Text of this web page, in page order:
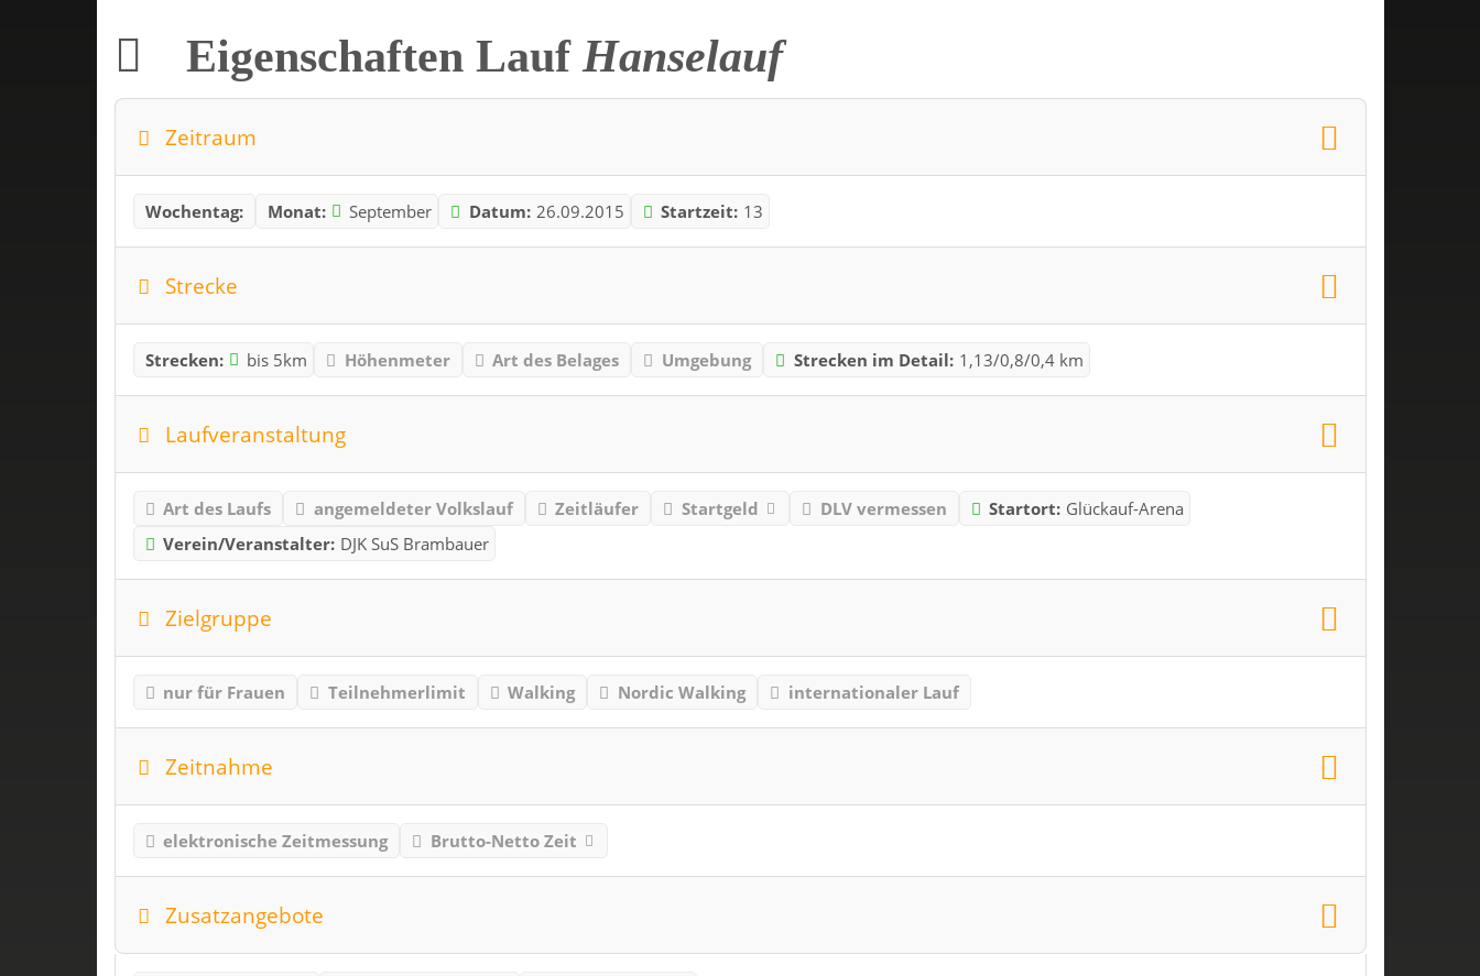
Eigenschaften LaufHanselauf
Zeitraum
Wochentag: Monat: September Datum: 26.09.2015 Startzeit: 13
Strecke
Strecken: bis 5km Höhenmeter Art des Belages Umgebung Strecken im Detail: 1,13/0,8/0,4 km
Laufveranstaltung
Art des Laufs angemeldeter Volkslauf Zeitläufer Startgeld DLV vermessen Startort: Glückauf-Arena
Verein/Veranstalter: DJK SuS Brambauer
Zielgruppe
nur für Frauen Teilnehmerlimit Walking Nordic Walking internationaler Lauf
Zeitnahme
elektronische Zeitmessung Brutto-Netto Zeit
Zusatzangebote